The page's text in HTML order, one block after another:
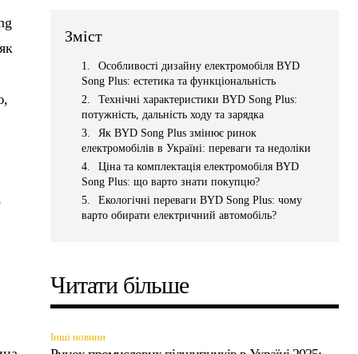
Зміст
Особливості дизайну електромобіля BYD
Song Plus: естетика та функціональність
Технічні характеристики BYD Song Plus:
потужність, дальність ходу та зарядка
Як BYD Song Plus змінює ринок
електромобілів в Україні: переваги та недоліки
Ціна та комплектація електромобіля BYD
Song Plus: що варто знати покупцю?
Екологічні переваги BYD Song Plus: чому
варто обирати електричний автомобіль?
Читати більше
Інші новини